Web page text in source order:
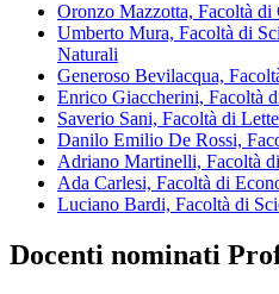
Oronzo Mazzotta, Facoltà di
Umberto Mura, Facoltà di
Naturali
Generoso Bevilacqua,
Enrico Giaccherini, Facoltà
Saverio Sani, Facoltà di
Danilo Emilio De Rossi,
Adriano Martinelli, Facoltà
Ada Carlesi, Facoltà di
Luciano Bardi, Facoltà di
Docenti nominati